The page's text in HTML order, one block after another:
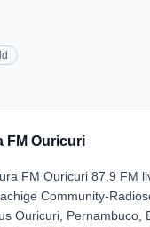
FM Ouricuri
FM Ouricuri 87.9 FM
Community-
Ouricuri, Pernambuco,